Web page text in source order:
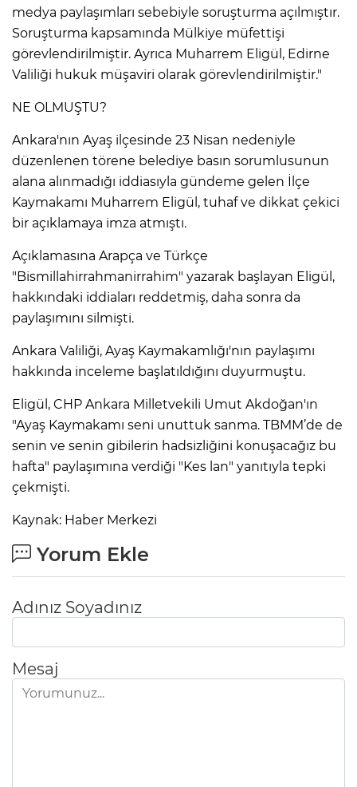
medya paylaşımları sebebiyle soruşturma açılmıştır.
Soruşturma kapsamında Mülkiye müfettişi
görevlendirilmiştir. Ayrıca Muharrem Eligül, Edirne
Valiliği hukuk müşaviri olarak görevlendirilmiştir."
NE OLMUŞTU?
Ankara'nın Ayaş ilçesinde 23 Nisan nedeniyle
düzenlenen törene belediye basın sorumlusunun
alana alınmadığı iddiasıyla gündeme gelen İlçe
Kaymakamı Muharrem Eligül, tuhaf ve dikkat çekici
bir açıklamaya imza atmıştı.
Açıklamasına Arapça ve Türkçe
"Bismillahirrahmanirrahim" yazarak başlayan Eligül,
hakkındaki iddiaları reddetmiş, daha sonra da
paylaşımını silmişti.
Ankara Valiliği, Ayaş Kaymakamlığı'nın paylaşımı
hakkında inceleme başlatıldığını duyurmuştu.
Eligül, CHP Ankara Milletvekili Umut Akdoğan'ın
"Ayaş Kaymakamı seni unuttuk sanma. TBMM’de de
senin ve senin gibilerin hadsizliğini konuşacağız bu
hafta" paylaşımına verdiği "Kes lan" yanıtıyla tepki
çekmişti.
Kaynak: Haber Merkezi
Yorum Ekle
Adınız Soyadınız
Mesaj